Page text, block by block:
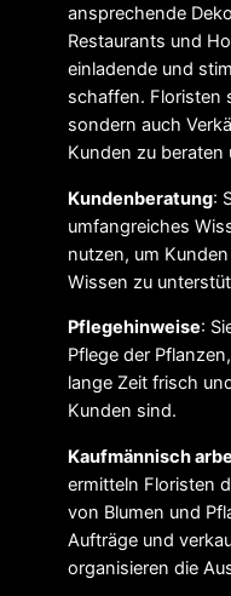
ansprechende
Restaurants und
einladende und
schaffen. Floristen
sondern auch
Kunden zu beraten
Kundenberatung:
umfangreiches
nutzen, um
Wissen zu
Pflegehinweise:
Pflege der
lange Zeit frisch
Kunden sind.
Kaufmännisch
ermitteln Floristen
von Blumen und
Aufträge und
organisieren die